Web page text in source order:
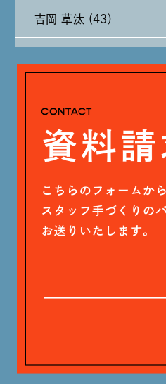
2024年6月 (12)
吉岡 草汰 (43)
戸田 好紀 (81)
木村 珠梨音 (101)
神定 龍杜 (13)